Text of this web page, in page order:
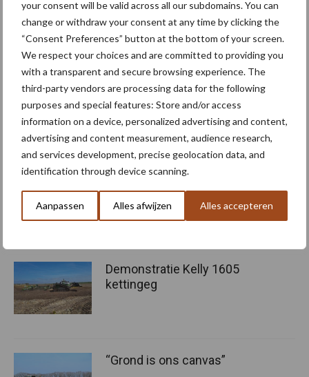
your consent will be valid across all our subdomains. You can
change or withdraw your consent at any time by clicking the
“Consent Preferences” button at the bottom of your screen.
We respect your choices and are committed to providing you
with a transparent and secure browsing experience. The
third-party vendors are processing data for the following
purposes and special features: Store and/or access
information on a device, personalized advertising and content,
advertising and content measurement, audience research,
and services development, precise geolocation data, and
identification through device scanning.
Aanpassen Alles afwijzen Alles accepteren
wintertarwe en aardappelen aangetoond dat het mogelijk is om
de traditionele stikstofgift significant te verminderen en met een
gedeeltelijke vervanging door Nutrino Pro toch eenzelfde of zelfs
hogere opbrengst te behalen.”
een duurzame bemestingsstrategie ondanks strenger wordende
stikstofnormen? Bezoek danwww.nutrinopro.nlof neem contact
op met een adviseur van één van de Holland Fyto-bedrijven. Zie
daarvoorwww.hollandfyto.nl.
Demonstratie Kelly 1605
kettingeg
“Grond is ons canvas”